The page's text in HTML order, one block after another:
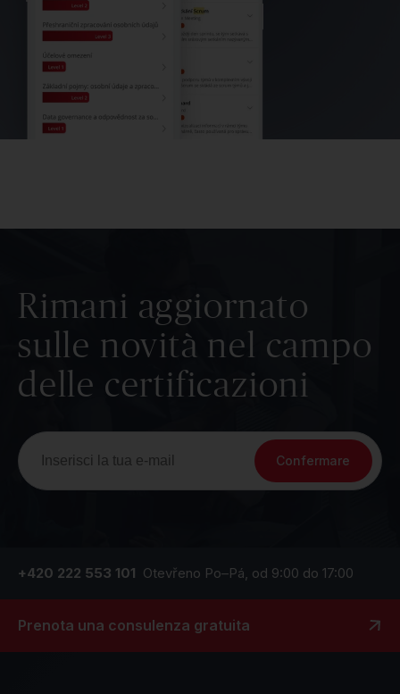
Rimani aggiornato
sulle novità nel campo
delle certificazioni
Confermare
+420 222 553 101 Otevřeno Po–Pá, od 9:00 do 17:00
Prenota una consulenza gratuita